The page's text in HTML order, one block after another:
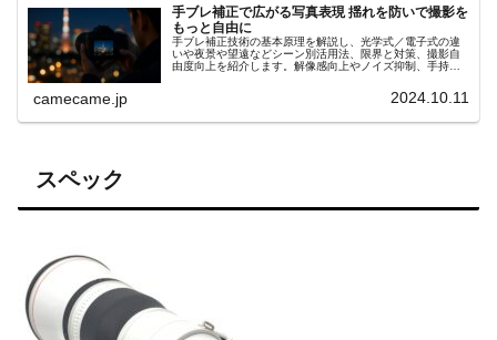
手ブレ補正で広がる写真表現 揺れを防いで撮影を
もっと自由に
手ブレ補正技術の基本原理を解説し、光学式／電子式の違
いや夜景や望遠などシーン別活用法、限界と対策、撮影自
由度向上を紹介します。解像感向上やノイズ抑制、手持ち
camecame.jp 2024.10.11
スペック